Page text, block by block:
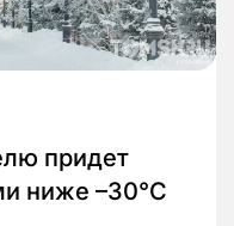
придет
ниже –30°C